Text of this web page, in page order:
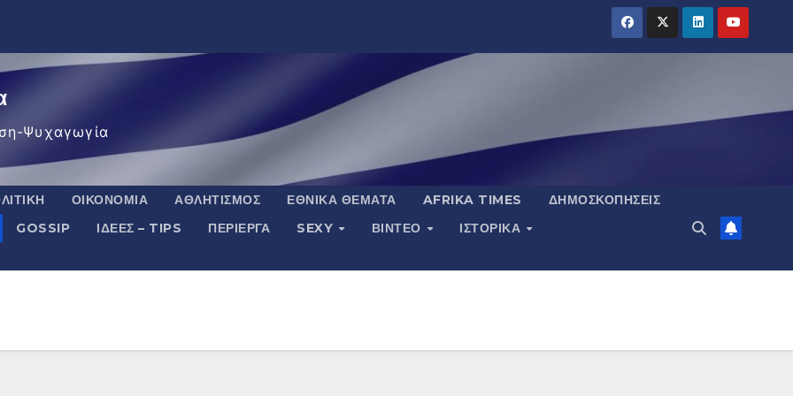
Ψυχαγωγία
ΟΙΚΟΝΟΜΊΑ ΑΘΛΗΤΙΣΜΌΣ ΕΘΝΙΚΆ ΘΈΜΑΤΑ AFRIKA TIMES
ΔΗΜΟΣΚΟΠΉΣΕΙΣ
GOSSIP ΙΔΈΕΣ – TIPS ΠΕΡΊΕΡΓΑ SEXY ΒΙΝΤΕΟ
ΙΣΤΟΡΙΚΆ